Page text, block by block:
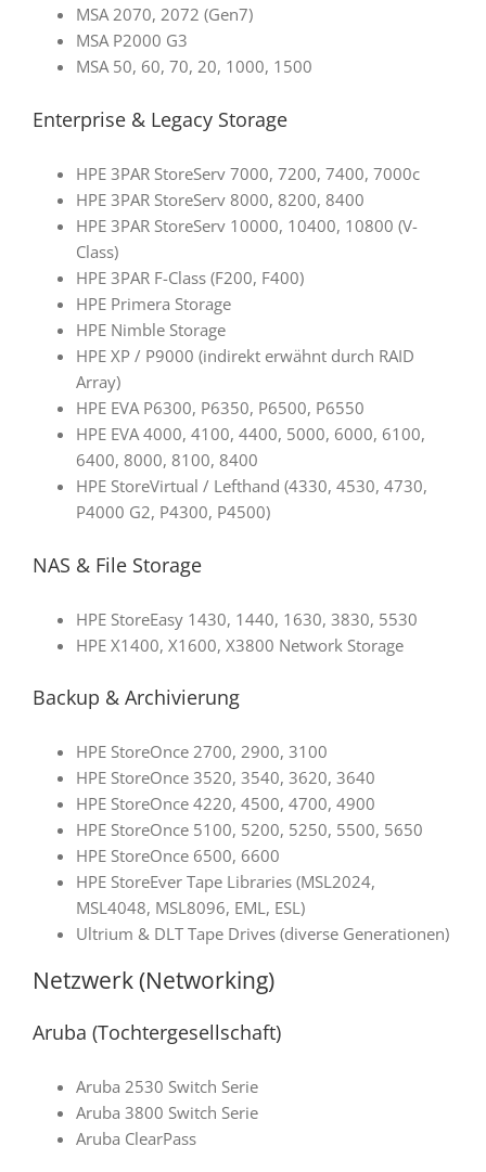
MSA 2070, 2072 (Gen7)
MSA P2000 G3
MSA 50, 60, 70, 20, 1000, 1500
Enterprise & Legacy Storage
HPE 3PAR StoreServ 7000, 7200, 7400, 7000c
HPE 3PAR StoreServ 8000, 8200, 8400
HPE 3PAR StoreServ 10000, 10400, 10800 (V-
Class)
HPE 3PAR F-Class (F200, F400)
HPE Primera Storage
HPE Nimble Storage
HPE XP / P9000 (indirekt erwähnt durch RAID
Array)
HPE EVA P6300, P6350, P6500, P6550
HPE EVA 4000, 4100, 4400, 5000, 6000, 6100,
6400, 8000, 8100, 8400
HPE StoreVirtual / Lefthand (4330, 4530, 4730,
P4000 G2, P4300, P4500)
NAS & File Storage
HPE StoreEasy 1430, 1440, 1630, 3830, 5530
HPE X1400, X1600, X3800 Network Storage
Backup & Archivierung
HPE StoreOnce 2700, 2900, 3100
HPE StoreOnce 3520, 3540, 3620, 3640
HPE StoreOnce 4220, 4500, 4700, 4900
HPE StoreOnce 5100, 5200, 5250, 5500, 5650
HPE StoreOnce 6500, 6600
HPE StoreEver Tape Libraries (MSL2024,
MSL4048, MSL8096, EML, ESL)
Ultrium & DLT Tape Drives (diverse Generationen)
Netzwerk (Networking)
Aruba (Tochtergesellschaft)
Aruba 2530 Switch Serie
Aruba 3800 Switch Serie
Aruba ClearPass